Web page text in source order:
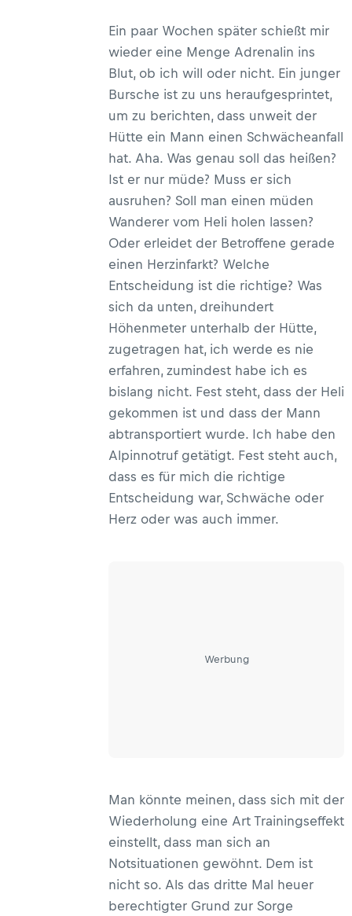
Ein paar Wochen später schießt mir
wieder eine Menge Adrenalin ins
Blut, ob ich will oder nicht. Ein junger
Bursche ist zu uns heraufgesprintet,
um zu berichten, dass unweit der
Hütte ein Mann einen Schwächeanfall
hat. Aha. Was genau soll das heißen?
Ist er nur müde? Muss er sich
ausruhen? Soll man einen müden
Wanderer vom Heli holen lassen?
Oder erleidet der Betroffene gerade
einen Herzinfarkt? Welche
Entscheidung ist die richtige? Was
sich da unten, dreihundert
Höhenmeter unterhalb der Hütte,
zugetragen hat, ich werde es nie
erfahren, zumindest habe ich es
bislang nicht. Fest steht, dass der Heli
gekommen ist und dass der Mann
abtransportiert wurde. Ich habe den
Alpinnotruf getätigt. Fest steht auch,
dass es für mich die richtige
Entscheidung war, Schwäche oder
Herz oder was auch immer.
Werbung
Man könnte meinen, dass sich mit der
Wiederholung eine Art Trainingseffekt
einstellt, dass man sich an
Notsituationen gewöhnt. Dem ist
nicht so. Als das dritte Mal heuer
berechtigter Grund zur Sorge